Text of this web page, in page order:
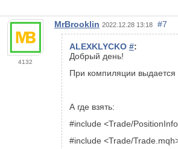
4132
MrBrooklin 2022.12.28 13:18 #7
ALEXKLYCKO #:
Добрый день!
При компиляции выдается
А где взять:
#include <Trade/
#include <Trade/